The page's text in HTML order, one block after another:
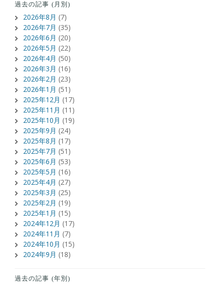
過去の記事 (月別)
2026年8月 (7)
2026年7月 (35)
2026年6月 (20)
2026年5月 (22)
2026年4月 (50)
2026年3月 (16)
2026年2月 (23)
2026年1月 (51)
2025年12月 (17)
2025年11月 (11)
2025年10月 (19)
2025年9月 (24)
2025年8月 (17)
2025年7月 (51)
2025年6月 (53)
2025年5月 (16)
2025年4月 (27)
2025年3月 (25)
2025年2月 (19)
2025年1月 (15)
2024年12月 (17)
2024年11月 (7)
2024年10月 (15)
2024年9月 (18)
過去の記事 (年別)